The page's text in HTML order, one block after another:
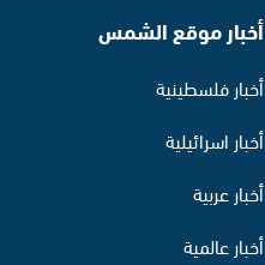
أخبار موقع الشمس
أخبار فلسطينية
أخبار اسرائيلية
أخبار عربية
أخبار عالمية